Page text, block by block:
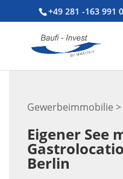
+49 281 -163 991 0
Gewerbeimmobilie
Eigener See
Berlin